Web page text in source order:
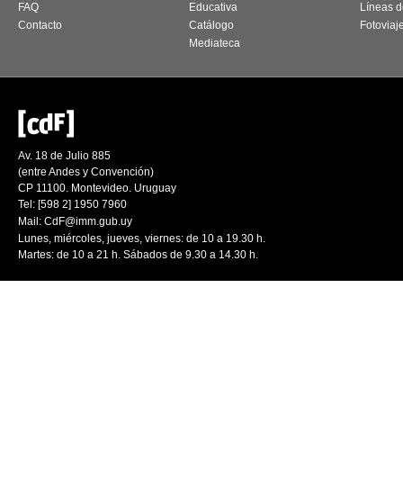
FAQ
Contacto
Educativa
Catálogo
Mediateca
Líneas
Av. 18 de Julio 885
(entre Andes y Convención)
CP 11100. Montevideo. Uruguay
Tel: [598 2] 1950 7960
Mail: CdF@imm.gub.uy
Lunes, miércoles, jueves, viernes: de 10 a 19.30 h.
Martes: de 10 a 21 h. Sábados de 9.30 a 14.30 h.